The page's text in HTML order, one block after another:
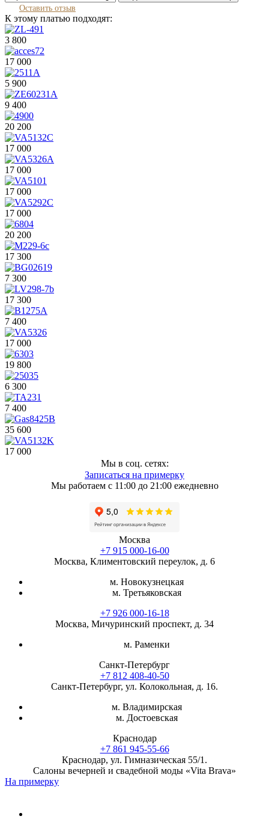
Оставить отзыв
К этому платью подходят:
3 800
17 000
5 900
9 400
20 200
17 000
17 000
17 000
17 000
20 200
17 300
7 300
17 300
7 400
17 000
19 800
6 300
7 400
35 600
17 000
Мы в соц. сетях:
Записаться на примерку
Мы работаем с 11:00 до 21:00 ежедневно
Москва
+7 915 000-16-00
Москва, Климентовский переулок, д. 6
м. Новокузнецкая
м. Третьяковская
+7 926 000-16-18
Москва, Мичуринский проспект, д. 34
м. Раменки
Санкт-Петербург
+7 812 408-40-50
Санкт-Петербург, ул. Колокольная, д. 16.
м. Владимирская
м. Достоевская
Краснодар
+7 861 945-55-66
Краснодар, ул. Гимназическая 55/1.
Салоны вечерней и свадебной моды «Vita Brava»
На примерку